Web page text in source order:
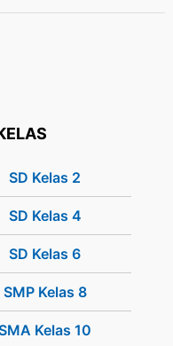
SD Kelas 2
SD Kelas 4
SD Kelas 6
SMP Kelas 8
Kelas 10